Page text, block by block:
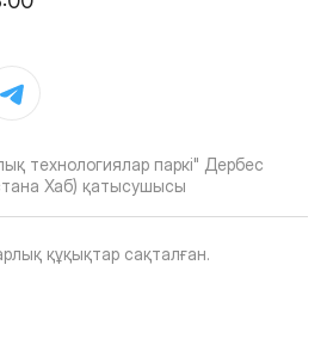
технологиялар паркі" Дербес
Хаб) қатысушысы
құқықтар сақталған.